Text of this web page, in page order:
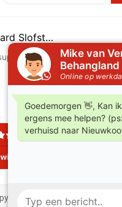
2026 Verf en behangland